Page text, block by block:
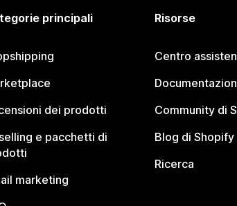
principali
dei prodotti
e pacchetti di
marketing
Risorse
Centro
Community di
Blog di Shopify
Ricerca